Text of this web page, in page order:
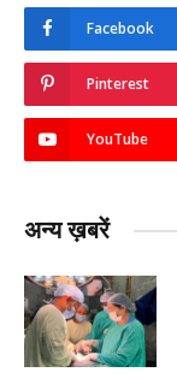
Facebook
Pinterest
YouTube
अन्य ख़बरें